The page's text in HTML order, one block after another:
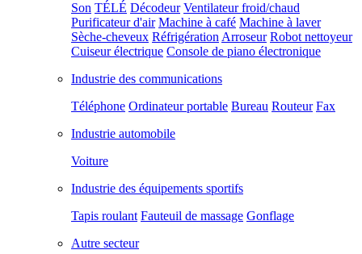
Son TÉLÉ Décodeur Ventilateur froid/chaud
Purificateur d'air Machine à café Machine à laver
Sèche-cheveux Réfrigération Arroseur Robot nettoyeur
Cuiseur électrique Console de piano électronique
Industrie des communications
Téléphone Ordinateur portable Bureau Routeur Fax
Industrie automobile
Voiture
Industrie des équipements sportifs
Tapis roulant Fauteuil de massage Gonflage
Autre secteur